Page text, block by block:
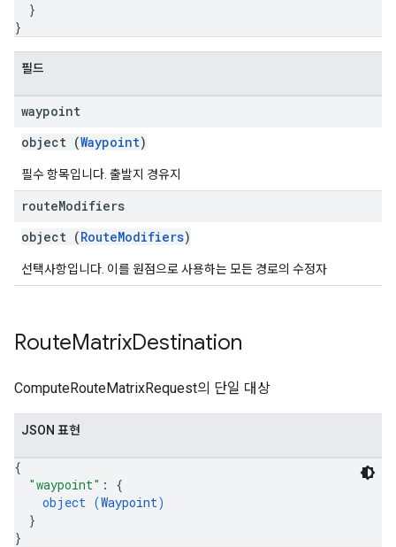
}
}
필드
waypoint
object (Waypoint)
필수 항목입니다. 출발지 경유지
routeModifiers
object (RouteModifiers)
선택사항입니다. 이를 원점으로 사용하는 모든 경로의 수정자
RouteMatrixDestination
ComputeRouteMatrixRequest의 단일 대상
JSON 표현
{
"waypoint" : {
object (Waypoint)
}
}